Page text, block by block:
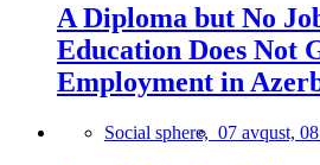
A Diploma but No
Education Does Not
Employment in
Social sphere, 07 avqust,